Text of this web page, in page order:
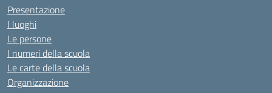
Presentazione
I luoghi
Le persone
I numeri della scuola
Le carte della scuola
Organizzazione